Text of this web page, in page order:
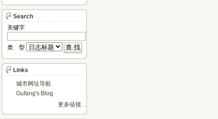
Search
关键字
类 型
Links
城市网址导航
Gufang's Blog
更多链接…